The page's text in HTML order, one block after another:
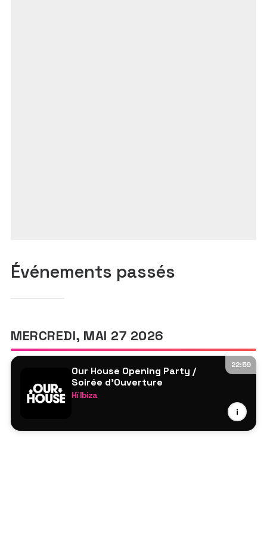
Événements passés
MERCREDI, MAI 27 2026
22:59
Our House Opening Party /
Soirée d’Ouverture
Hï Ibiza
i